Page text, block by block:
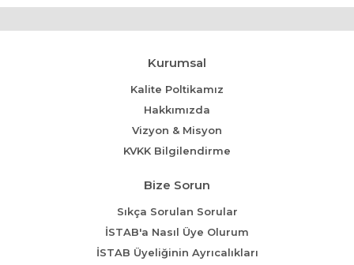
Kurumsal
Kalite Poltikamız
Hakkımızda
Vizyon & Misyon
KVKK Bilgilendirme
Bize Sorun
Sıkça Sorulan Sorular
İSTAB'a Nasıl Üye Olurum
İSTAB Üyeliğinin Ayrıcalıkları